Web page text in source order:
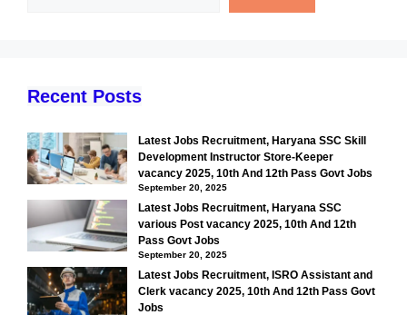
Recent Posts
Latest Jobs Recruitment, Haryana SSC Skill
Development Instructor Store-Keeper
vacancy 2025, 10th And 12th Pass Govt Jobs
September 20, 2025
Latest Jobs Recruitment, Haryana SSC
various Post vacancy 2025, 10th And 12th
Pass Govt Jobs
September 20, 2025
Latest Jobs Recruitment, ISRO Assistant and
Clerk vacancy 2025, 10th And 12th Pass Govt
Jobs